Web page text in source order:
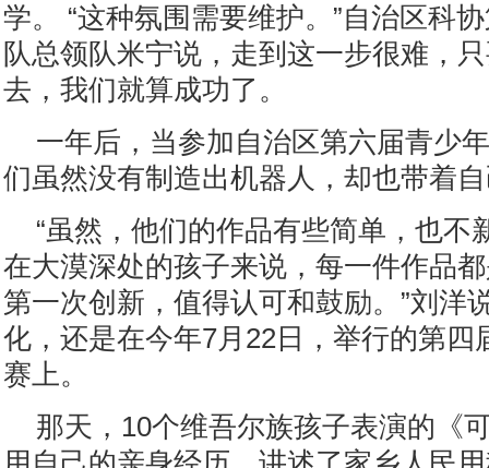
学。 “这种氛围需要维护。”自治区科
队总领队米宁说，走到这一步很难，
去，我们就算成功了。
一年后，当参加自治区第六届青少
们虽然没有制造出机器人，却也带着
“虽然，他们的作品有些简单，也不
在大漠深处的孩子来说，每一件作品
第一次创新，值得认可和鼓励。”刘洋
化，还是在今年7月22日，举行的第四
赛上。
那天，10个维吾尔族孩子表演的《